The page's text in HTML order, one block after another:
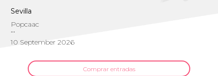
Sevilla
Popcaac
10 September 2026
Comprar entradas